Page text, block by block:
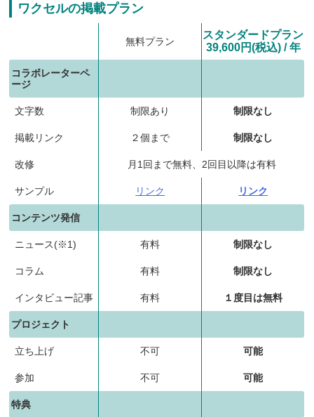
ワクセルの掲載プラン
無料プラン
スタンダードプラン
39,600円(税込) / 年
コラボレーターペ
ージ
文字数 制限あり 制限なし
掲載リンク ２個まで 制限なし
改修 月1回まで無料、2回目以降は有料
サンプル リンク リンク
コンテンツ発信
ニュース(※1) 有料 制限なし
コラム 有料 制限なし
インタビュー記事 有料 １度目は無料
プロジェクト
立ち上げ 不可 可能
参加 不可 可能
特典